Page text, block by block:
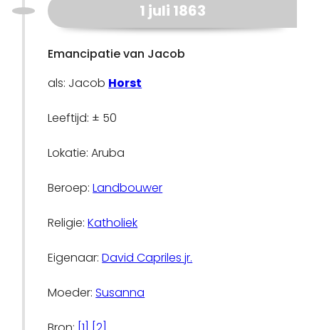
1 juli 1863
Emancipatie van Jacob
als: Jacob Horst
Leeftijd: ± 50
Lokatie: Aruba
Beroep:Landbouwer
Religie:Katholiek
Eigenaar:David Capriles jr.
Moeder:Susanna